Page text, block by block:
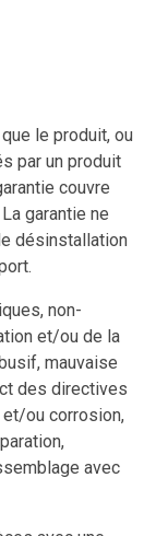
le produit, ou
par un produit
couvre
garantie ne
désinstallation
non-
et/ou de la
mauvaise
des directives
et/ou corrosion,
avec